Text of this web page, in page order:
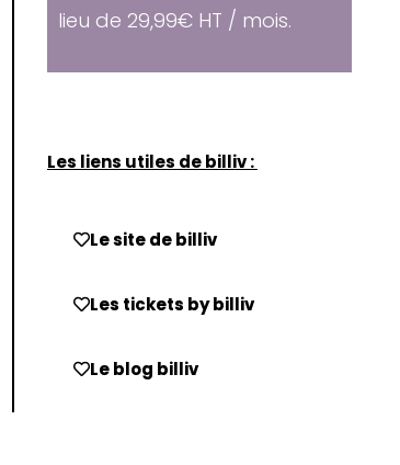
lieu de 29,99€ HT / mois.
Les liens utiles de billiv :
Le site de billiv
Les tickets by billiv
Le blog billiv